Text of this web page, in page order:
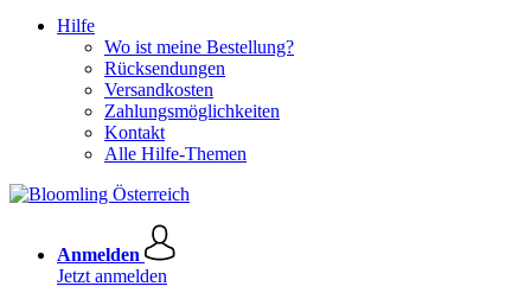
Hilfe
Wo ist meine Bestellung?
Rücksendungen
Versandkosten
Zahlungsmöglichkeiten
Kontakt
Alle Hilfe-Themen
Anmelden
Jetzt anmelden